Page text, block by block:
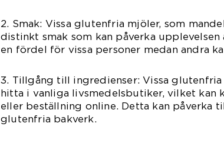
2. Smak: Vissa glutenfria mjöler, som
distinkt smak som kan påverka upplevelsen
en fördel för vissa personer medan andra
3. Tillgång till ingredienser: Vissa
hitta i vanliga livsmedelsbutiker, vilket kan
eller beställning online. Detta kan påverka
glutenfria bakverk.